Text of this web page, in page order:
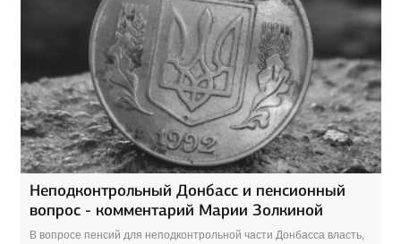
Неподконтрольный Донбасс и пенсионный
вопрос - комментарий Марии Золкиной
В вопросе пенсий для неподконтрольной части Донбасса власть,